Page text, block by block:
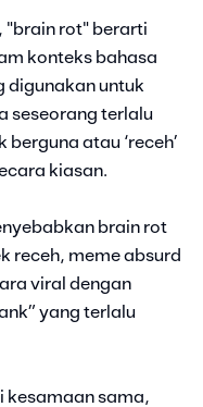
"brain rot" berarti
konteks bahasa
digunakan untuk
seseorang terlalu
atau ‘receh’
kiasan.
brain rot
receh, meme absurd
viral dengan
yang terlalu
kesamaan sama,